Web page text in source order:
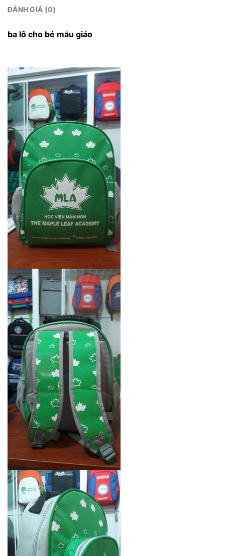
ĐÁNH GIÁ (0)
ba lô cho bé mẫu giáo